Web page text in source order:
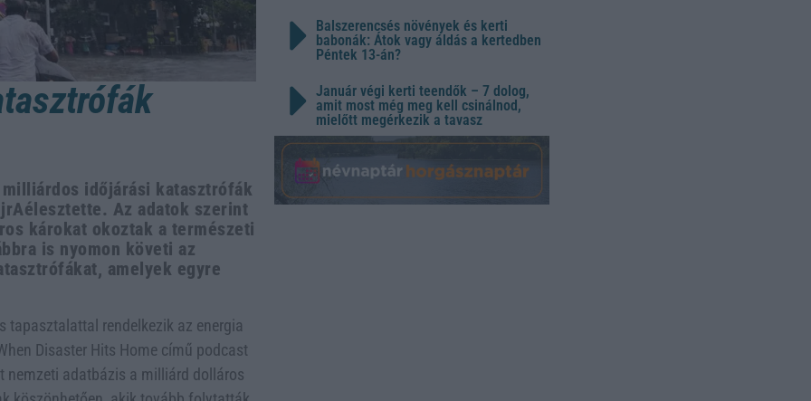
időjárási katasztrófák
Az adatok szerint
károkat okoztak a természeti
is nyomon követi az
amelyek egyre
tapasztalattal rendelkezik az energia
Disaster Hits Home című podcast
nemzeti adatbázis a milliárd dolláros
Balszerencsés növények és kerti
babonák: Átok vagy áldás a kertedben
Péntek 13-án?
Január végi kerti teendők – 7 dolog,
amit most még meg kell csinálnod,
mielőtt megérkezik a tavasz